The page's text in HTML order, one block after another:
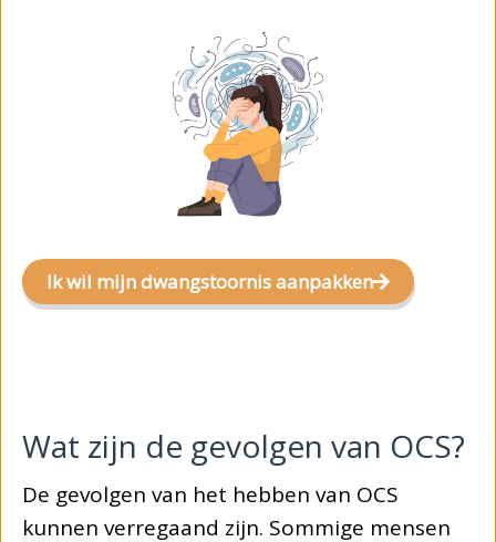
Ik wil mijn dwangstoornis aanpakken
Wat zijn de gevolgen van OCS?
De gevolgen van het hebben van OCS
kunnen verregaand zijn. Sommige mensen